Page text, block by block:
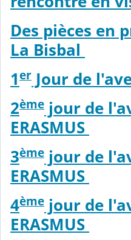
Des pièces en
La Bisbal
1er Jour de
2ème jour de
ERASMUS
3ème jour de
ERASMUS
4ème jour de
ERASMUS